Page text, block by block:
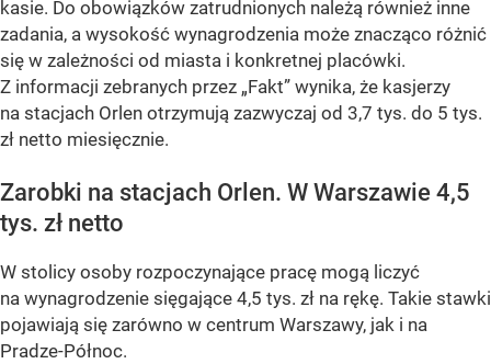
kasie. Do obowiązków zatrudnionych należą również inne
zadania, a wysokość wynagrodzenia może znacząco różnić
się w zależności od miasta i konkretnej placówki.
Z informacji zebranych przez „Fakt” wynika, że kasjerzy
na stacjach Orlen otrzymują zazwyczaj od 3,7 tys. do 5 tys.
zł netto miesięcznie.
Zarobki na stacjach Orlen. W Warszawie 4,5
tys. zł netto
W stolicy osoby rozpoczynające pracę mogą liczyć
na wynagrodzenie sięgające 4,5 tys. zł na rękę. Takie stawki
pojawiają się zarówno w centrum Warszawy, jak i na
Pradze-Północ.